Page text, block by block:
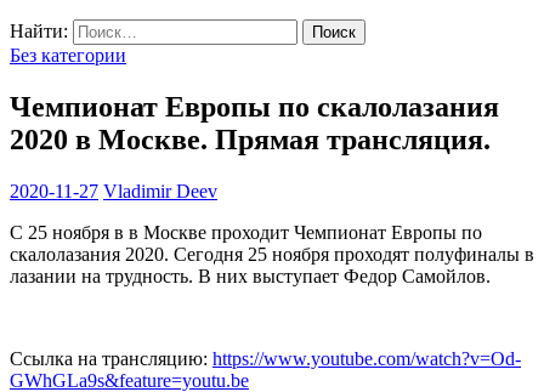
Найти:
Без категории
Чемпионат Европы по скалолазания
2020 в Москве. Прямая трансляция.
2020-11-27 Vladimir Deev
С 25 ноября в в Москве проходит Чемпионат Европы по
скалолазания 2020. Сегодня 25 ноября проходят полуфиналы в
лазании на трудность. В них выступает Федор Самойлов.
Ссылка на трансляцию: https://www.youtube.com/watch?v=Od-
GWhGLa9s&feature=youtu.be